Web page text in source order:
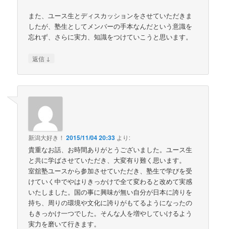
また、ユース生とディスカッションをさせていただきま
したが、塾生としてメンバーの手本なんだという意識を
忘れず、さらに実力、知識をつけていこうと思います。
返信 ↓
新潟大好き！ 2015/11/04 20:33 より:
貴重なお話、お時間ありがとうございました。ユース生
と共に学ばさせていただき、大変有り難く思います。
室舘塾ユースから参加させていただき、塾生で学びを受
けていく中でやはりきっかけで全て変わると改めて実感
いたしました。国の事に興味が無い自分が日本に誇りを
持ち、周りの環境や文化に誇りがもてるようになったの
もきっかけ一つでした。そんな人を増やしていけるよう
実力を磨いて行きます。